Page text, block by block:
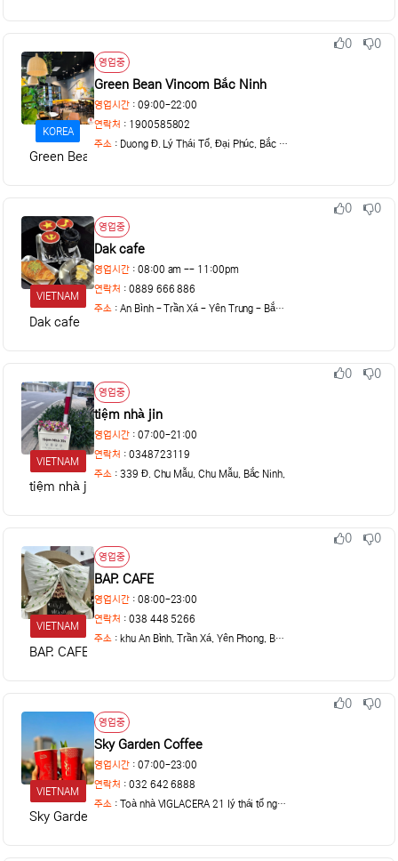
상태
KOREA
Green Bean
영업중
Green Bean Vincom Bắc Ninh
영업시간 : 09:00-22:00
연락처 : 1900585802
주소 : Duong Đ. Lý Thái Tổ, Đại Phúc, Bắc Ninh,
추천
0
비추천
0
상태
VIETNAM
Dak cafe
영업중
Dak cafe
영업시간 : 08:00 am -- 11:00pm
연락처 : 0889 666 886
주소 : An Bình - Trần Xá - Yên Trung - Bắc Ninh
추천
0
비추천
0
상태
VIETNAM
tiệm nhà jin
영업중
tiệm nhà jin
영업시간 : 07:00-21:00
연락처 : 0348723119
주소 : 339 Đ. Chu Mẫu, Chu Mẫu, Bắc Ninh,
추천
0
비추천
0
상태
VIETNAM
BAP. CAFE
영업중
BAP. CAFE
영업시간 : 08:00-23:00
연락처 : 038 448 5266
주소 : khu An Bình, Trần Xá, Yên Phong, Bắc Ninh
추천
0
비추천
0
VIETNAM
Sky Garden Coffee
영업중
Sky Garden Coffee
영업시간 : 07:00-23:00
연락처 : 032 642 6888
주소 : Toà nhà VIGLACERA 21 lý thái tổ ngã 6
추천
0
비추천
0